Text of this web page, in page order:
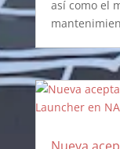
así como el